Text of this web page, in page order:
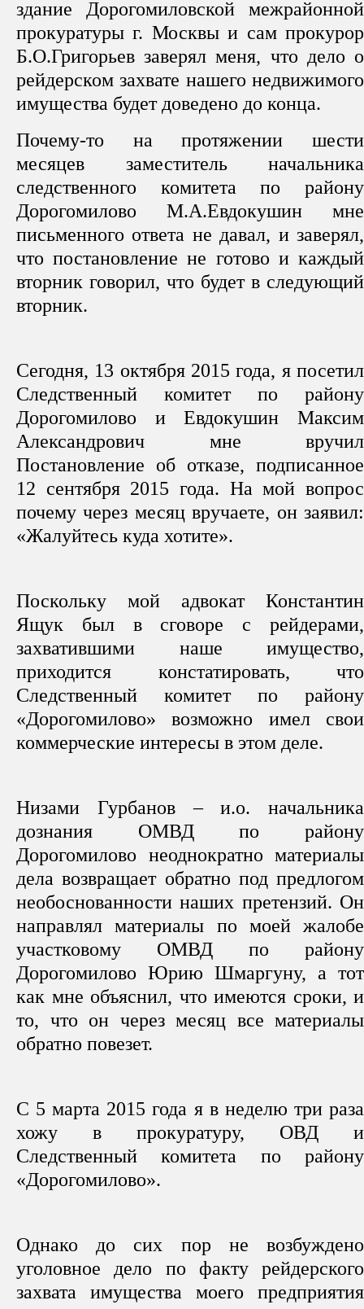
здание Дорогомиловской межрайонной
прокуратуры г. Москвы и сам прокурор
Б.О.Григорьев заверял меня, что дело о
рейдерском захвате нашего недвижимого
имущества будет доведено до конца.
Почему-то на протяжении шести
месяцев заместитель начальника
следственного комитета по району
Дорогомилово М.А.Евдокушин мне
письменного ответа не давал, и заверял,
что постановление не готово и каждый
вторник говорил, что будет в следующий
вторник.
Сегодня, 13 октября 2015 года, я посетил
Следственный комитет по району
Дорогомилово и Евдокушин Максим
Александрович мне вручил
Постановление об отказе, подписанное
12 сентября 2015 года. На мой вопрос
почему через месяц вручаете, он заявил:
«Жалуйтесь куда хотите».
Поскольку мой адвокат Константин
Ящук был в сговоре с рейдерами,
захватившими наше имущество,
приходится констатировать, что
Следственный комитет по району
«Дорогомилово» возможно имел свои
коммерческие интересы в этом деле.
Низами Гурбанов – и.о. начальника
дознания ОМВД по району
Дорогомилово неоднократно материалы
дела возвращает обратно под предлогом
необоснованности наших претензий. Он
направлял материалы по моей жалобе
участковому ОМВД по району
Дорогомилово Юрию Шмаргуну, а тот
как мне объяснил, что имеются сроки, и
то, что он через месяц все материалы
обратно повезет.
С 5 марта 2015 года я в неделю три раза
хожу в прокуратуру, ОВД и
Следственный комитета по району
«Дорогомилово».
Однако до сих пор не возбуждено
уголовное дело по факту рейдерского
захвата имущества моего предприятия